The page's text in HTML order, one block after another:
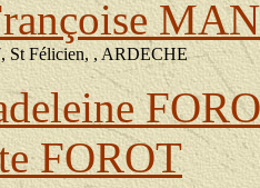
St Félicien, , ARDECHE
FOROT